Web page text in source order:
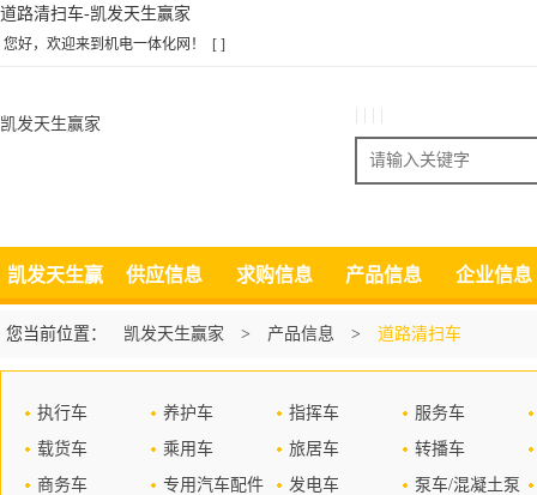
道路清扫车-凯发天生赢家
您好，欢迎来到机电一体化网！ [ ]
凯发天生赢家
搜索
凯发天生赢
家
供应信息 求购信息 产品信息 企业信息
您当前位置： 凯发天生赢家 > 产品信息 > 道路清扫车
执行车 养护车 指挥车
服务车
载货车
乘用车 旅居车
转播车
商务车
专用汽车配件 发电车
泵车/混凝土泵